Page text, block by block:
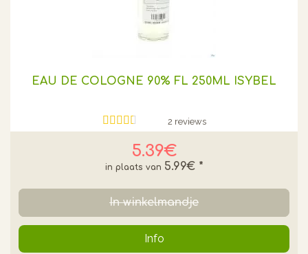
EAU DE COLOGNE 90% FL 250ML ISYBEL
2 reviews
5.39€
5.99€ *
In winkelmandje
Info